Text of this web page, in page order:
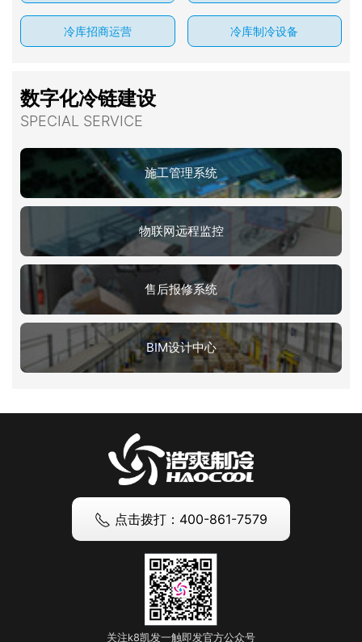
冷库招商运营 冷库制冷设备
数字化冷链建设
SPECIAL SERVICE
施工管理系统
物联网远程监控
售后报修系统
BIM设计中心
点击拨打：400-861-7579
关注k8凯发一触即发官方公众号